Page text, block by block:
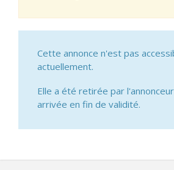
Cette annonce n'est pas
actuellement.
Elle a été retirée par
arrivée en fin de validité.